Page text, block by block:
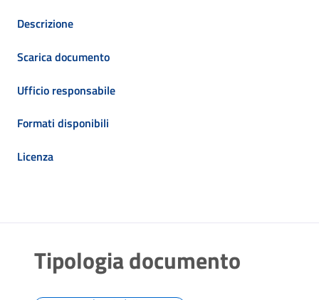
Descrizione
Scarica documento
Ufficio responsabile
Formati disponibili
Licenza
Tipologia documento